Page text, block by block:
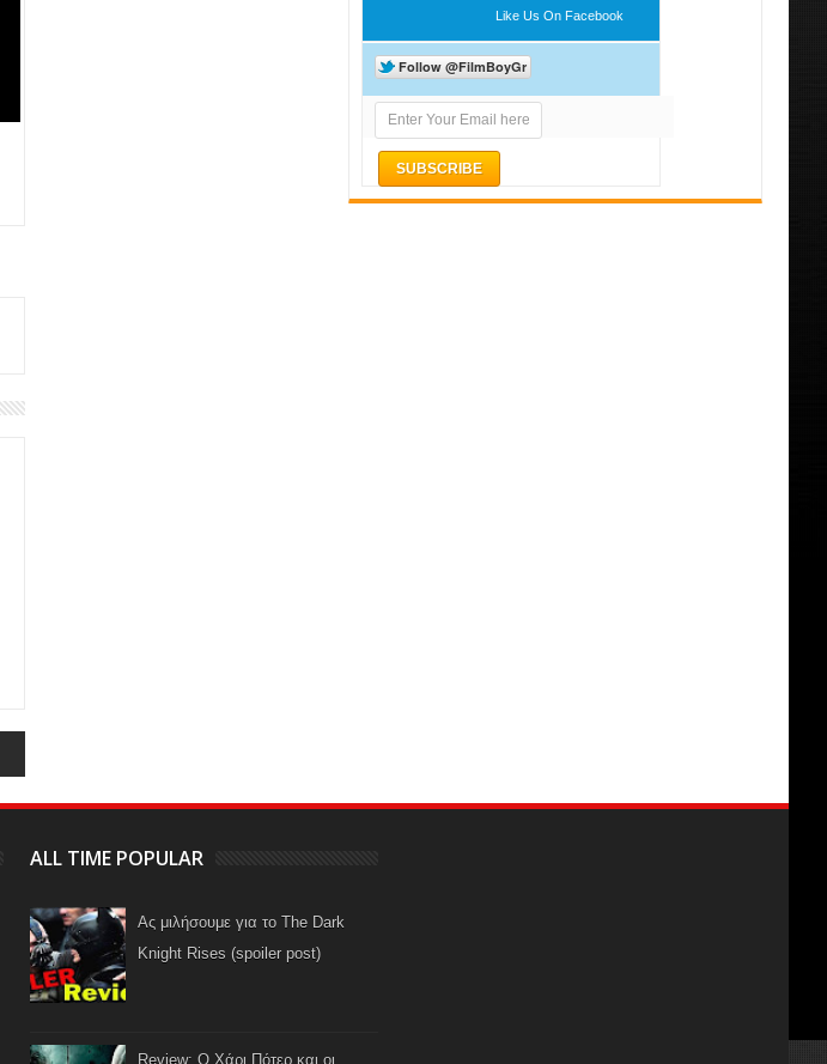
Like Us On Facebook
ALL TIME POPULAR
Ας μιλήσουμε για το The Dark
Knight Rises (spoiler post)
Review: Ο Χάρι Πότερ και οι